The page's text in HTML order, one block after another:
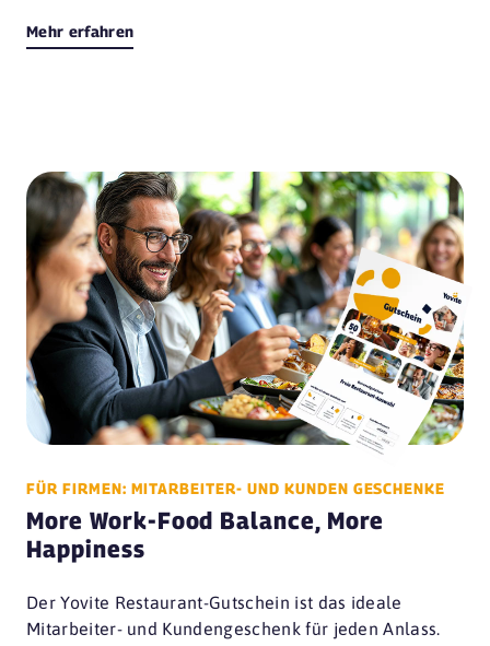
Mehr erfahren
FÜR FIRMEN: MITARBEITER- UND KUNDEN GESCHENKE
More Work-Food Balance, More
Happiness
Der Yovite Restaurant-Gutschein ist das ideale
Mitarbeiter- und Kundengeschenk für jeden Anlass.